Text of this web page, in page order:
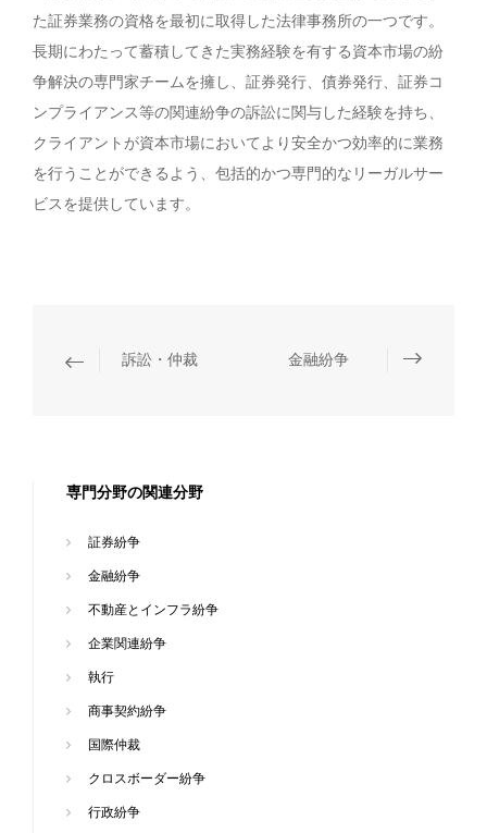
た証券業務の資格を最初に取得した法律事務所の一つです。
長期にわたって蓄積してきた実務経験を有する資本市場の紛
争解決の専門家チームを擁し、証券発行、債券発行、証券コ
ンプライアンス等の関連紛争の訴訟に関与した経験を持ち、
クライアントが資本市場においてより安全かつ効率的に業務
を行うことができるよう、包括的かつ専門的なリーガルサー
ビスを提供しています。
訴訟・仲裁 金融紛争
専門分野の関連分野
証券紛争
金融紛争
不動産とインフラ紛争
企業関連紛争
執行
商事契約紛争
国際仲裁
クロスボーダー紛争
行政紛争